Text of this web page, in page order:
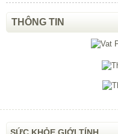
THÔNG TIN